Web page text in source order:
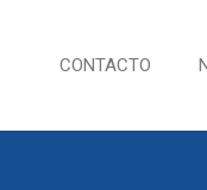
CONTACTO